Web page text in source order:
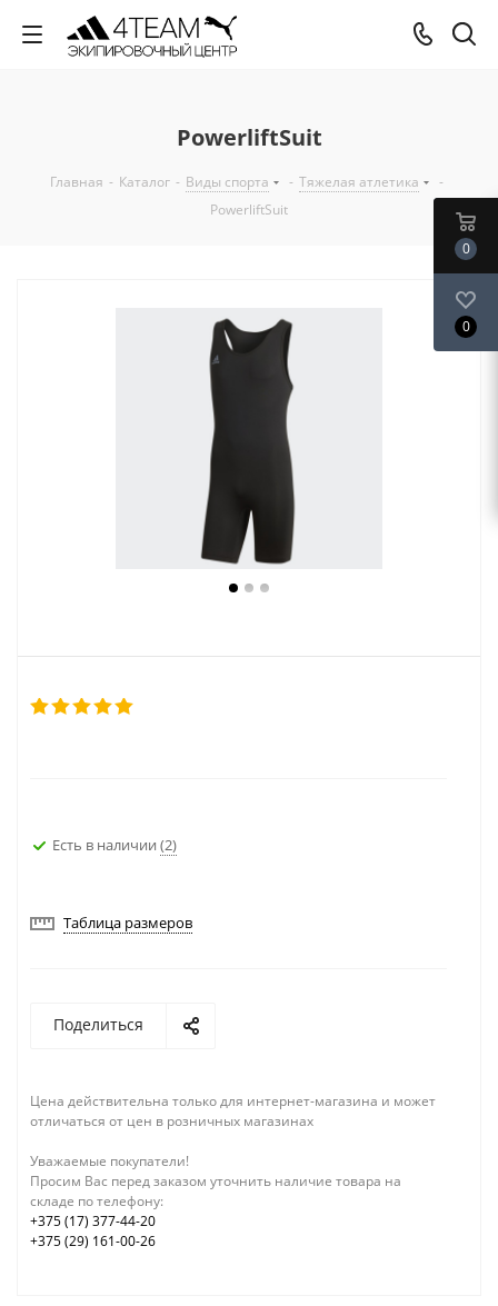
PowerliftSuit
Главная - Каталог - Виды спорта - Тяжелая атлетика
-
PowerliftSuit
Есть в наличии (2)
Таблица размеров
Поделиться
Цена действительна только для интернет-магазина и может
отличаться от цен в розничных магазинах
Уважаемые покупатели!
Просим Вас перед заказом уточнить наличие товара на
складе по телефону:
+375 (17) 377-44-20
+375 (29) 161-00-26
0
0